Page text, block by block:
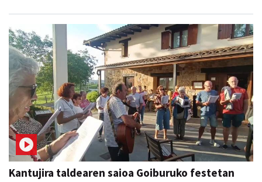
Kantujira taldearen saioa Goiburuko festetan